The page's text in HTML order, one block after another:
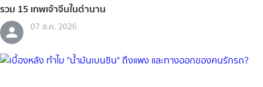
รวม 15 เทพเจ้าจีนในตำนาน
07 ส.ค. 2026